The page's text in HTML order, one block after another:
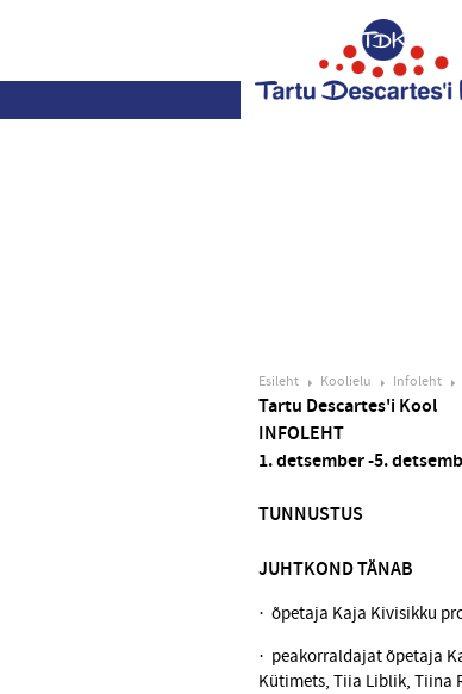
Esileht Koolielu Infoleht
Tartu Descartes'i Kool
INFOLEHT
1. detsember -5.
TUNNUSTUS
JUHTKOND TÄNAB
· õpetaja Kaja Kivisikku
· peakorraldajat õpetaja
Kütimets, Tiia Liblik, Tiina